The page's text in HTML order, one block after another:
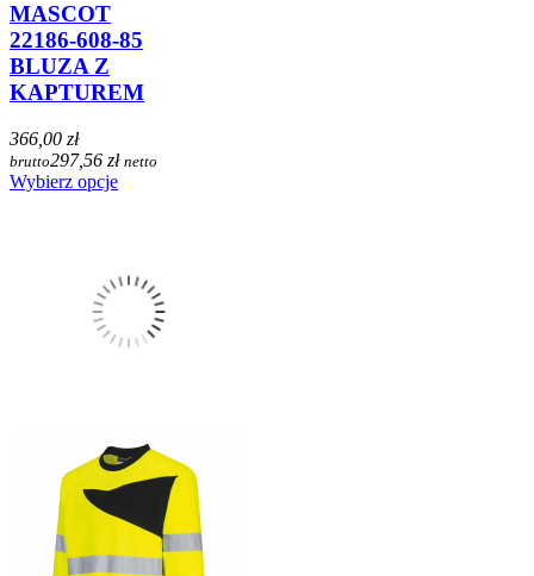
MASCOT
22186-608-85
BLUZA Z
KAPTUREM
366,00 zł
brutto297,56 zł netto
Wybierz opcje